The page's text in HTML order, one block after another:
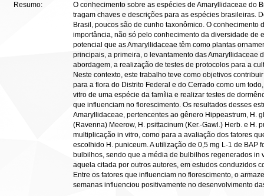
Resumo:
O conhecimento sobre as espécies de Amaryllidaceae do
tragam chaves e descrições para as espécies brasileiras.
Brasil, poucos são de cunho taxonômico. O conhecimento
importância, não só pelo conhecimento da diversidade de
potencial que as Amaryllidaceae têm como plantas
principais, a primeira, o levantamento das Amaryllidaceae
abordagem, a realização de testes de protocolos para a
Neste contexto, este trabalho teve como objetivos
para a flora do Distrito Federal e do Cerrado como um
vitro de uma espécie da família e realizar testes de
que influenciam no florescimento. Os resultados desses
Amaryllidaceae, pertencentes ao gênero Hippeastrum, H.
(Ravenna) Meerow, H. psittacinum (Ker.-Gawl.) Herb. e H.
multiplicação in vitro, como para a avaliação dos fatores
escolhido H. puniceum. A utilização de 0,5 mg L-1 de BAP
bulbilhos, sendo que a média de bulbilhos regenerados in
aquela citada por outros autores, em estudos conduzidos
Entre os fatores que influenciam no florescimento, o
semanas influenciou positivamente no desenvolvimento